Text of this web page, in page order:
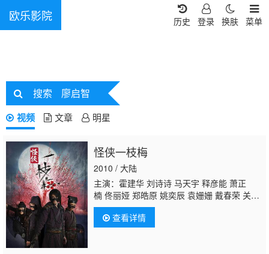
欧乐影院 菜单
换肤
登录
历史
搜索 廖启智
视频 文章 明星
怪侠一枝梅
2010 / 大陆
主演：霍建华 刘诗诗 马天宇 释彦能 萧正
楠 佟丽娅 郑皓原 姚奕辰 袁姗姗 戴春荣 关晓
彤 吕一廖启智
查看详情